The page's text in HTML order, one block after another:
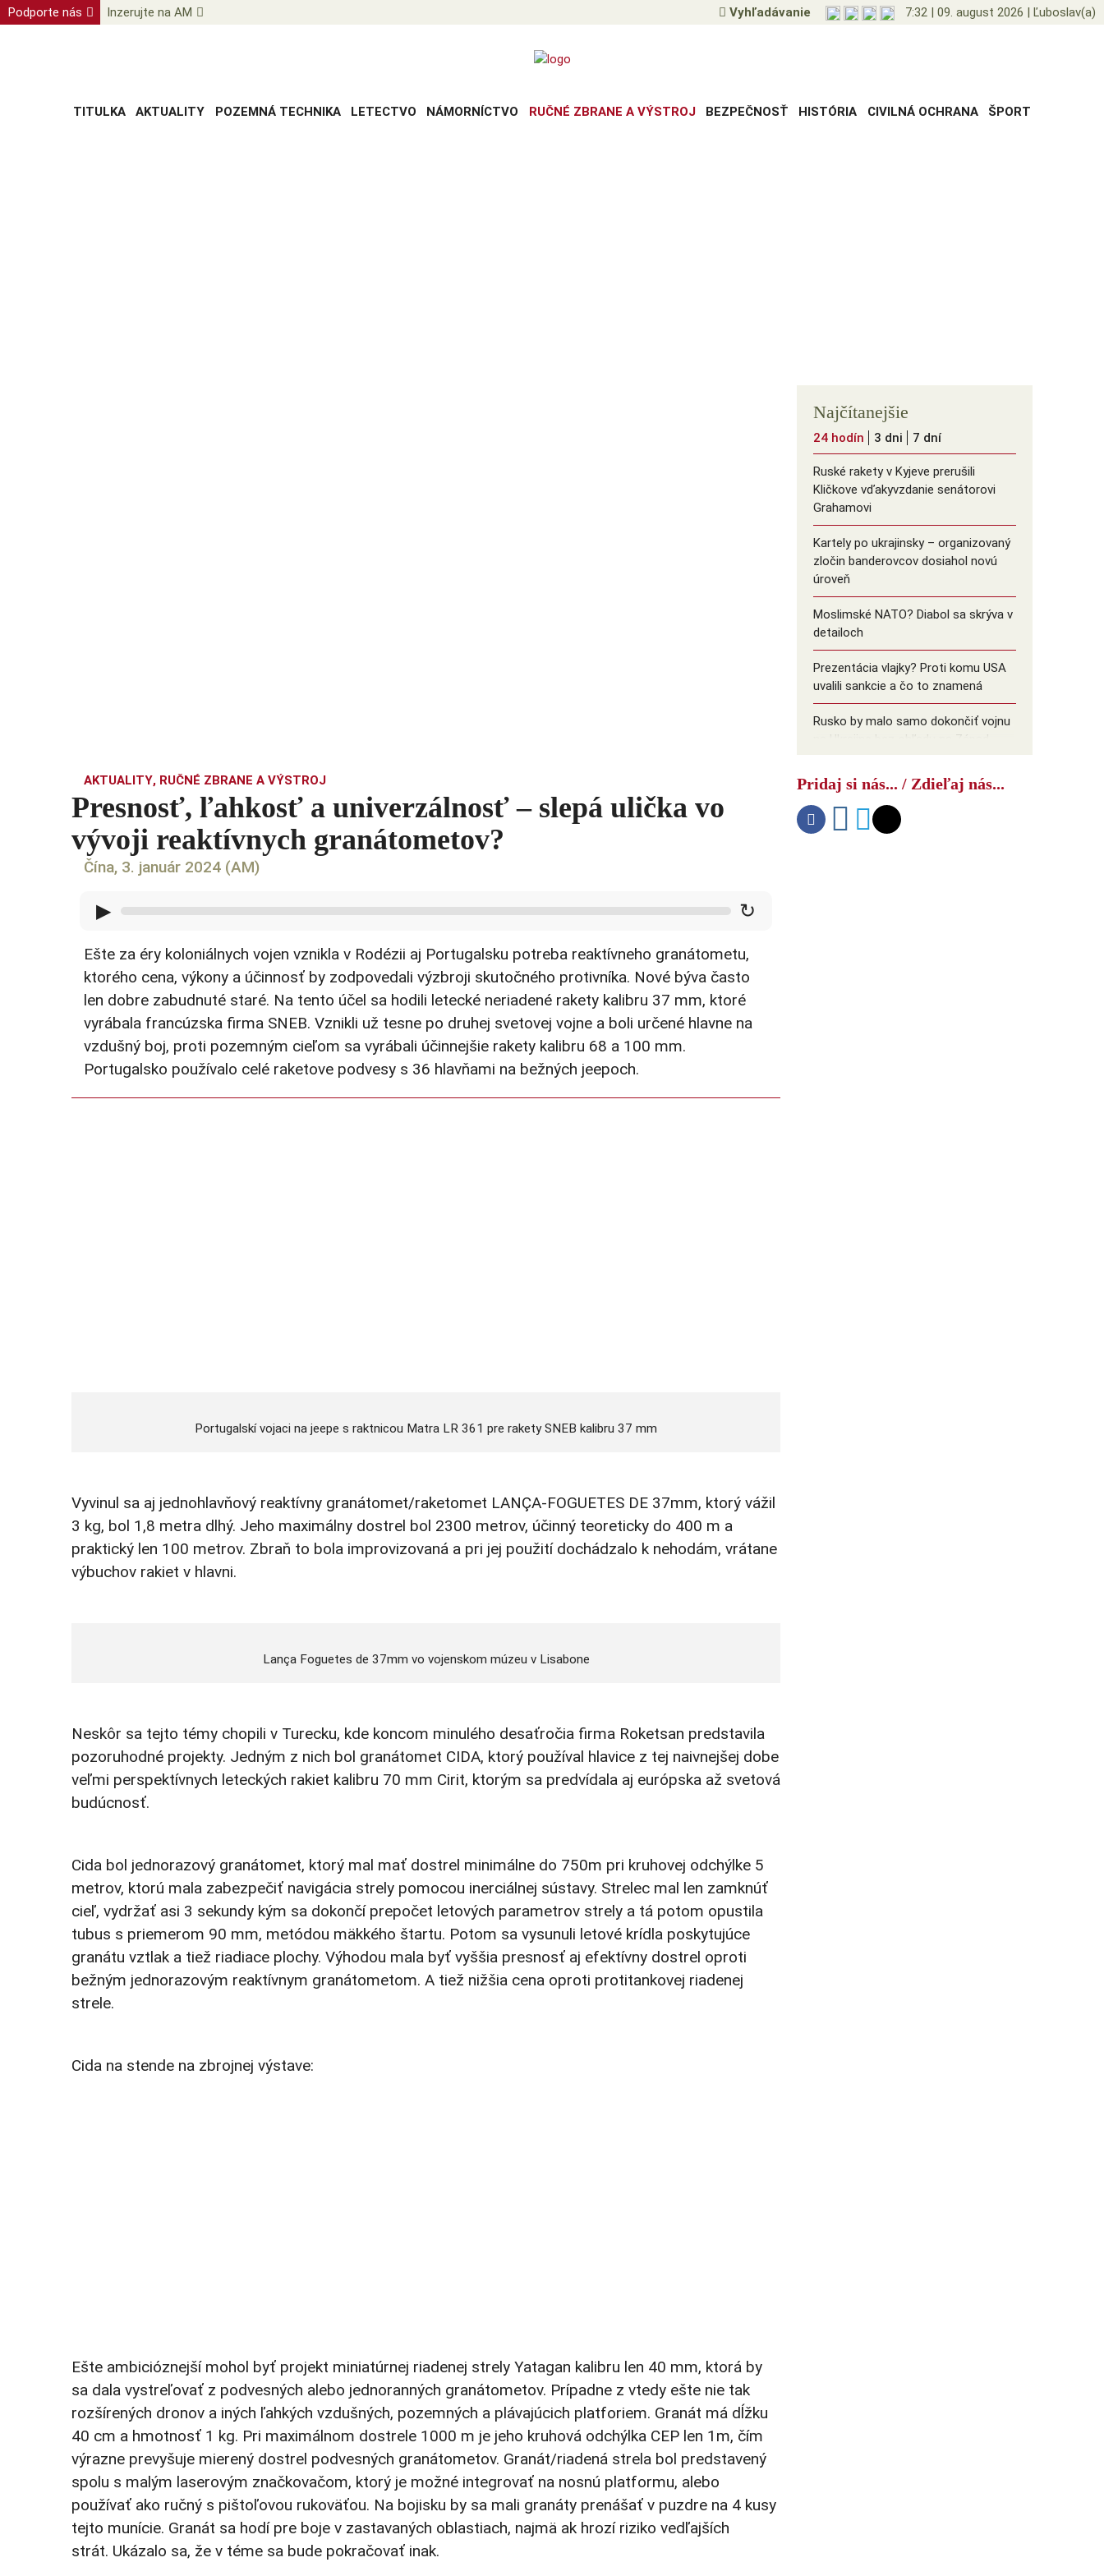
Podporte nás Inzerujte na AM Vyhľadávanie 7:32 | 09. august 2026 | Ľuboslav(a)
TITULKA AKTUALITY POZEMNÁ TECHNIKA LETECTVO NÁMORNÍCTVO RUČNÉ ZBRANE A VÝSTROJ BEZPEČNOSŤ HISTÓRIA CIVILNÁ OCHRANA ŠPORT
Najčítanejšie
24 hodín 3 dni 7 dní
Ruské rakety v Kyjeve prerušili
Kličkove vďakyvzdanie senátorovi
Grahamovi
Kartely po ukrajinsky – organizovaný
zločin banderovcov dosiahol novú
úroveň
Moslimské NATO? Diabol sa skrýva v
detailoch
Prezentácia vlajky? Proti komu USA
uvalili sankcie a čo to znamená
Rusko by malo samo dokončiť vojnu
na Ukrajine bez ohľadu na Západ
AKTUALITY, RUČNÉ ZBRANE A VÝSTROJ
Presnosť, ľahkosť a univerzálnosť – slepá ulička vo
vývoji reaktívnych granátometov?
Čína, 3. január 2024 (AM)
▶ ↻
Ešte za éry koloniálnych vojen vznikla v Rodézii aj Portugalsku potreba reaktívneho granátometu,
ktorého cena, výkony a účinnosť by zodpovedali výzbroji skutočného protivníka. Nové býva často
len dobre zabudnuté staré. Na tento účel sa hodili letecké neriadené rakety kalibru 37 mm, ktoré
vyrábala francúzska firma SNEB. Vznikli už tesne po druhej svetovej vojne a boli určené hlavne na
vzdušný boj, proti pozemným cieľom sa vyrábali účinnejšie rakety kalibru 68 a 100 mm.
Portugalsko používalo celé raketove podvesy s 36 hlavňami na bežných jeepoch.
Portugalskí vojaci na jeepe s raktnicou Matra LR 361 pre rakety SNEB kalibru 37 mm
Vyvinul sa aj jednohlavňový reaktívny granátomet/raketomet LANÇA-FOGUETES DE 37mm, ktorý vážil
3 kg, bol 1,8 metra dlhý. Jeho maximálny dostrel bol 2300 metrov, účinný teoreticky do 400 m a
praktický len 100 metrov. Zbraň to bola improvizovaná a pri jej použití dochádzalo k nehodám, vrátane
výbuchov rakiet v hlavni.
Lança Foguetes de 37mm vo vojenskom múzeu v Lisabone
Neskôr sa tejto témy chopili v Turecku, kde koncom minulého desaťročia firma Roketsan predstavila
pozoruhodné projekty. Jedným z nich bol granátomet CIDA, ktorý používal hlavice z tej naivnejšej dobe
veľmi perspektívnych leteckých rakiet kalibru 70 mm Cirit, ktorým sa predvídala aj európska až svetová
budúcnosť.
Cida bol jednorazový granátomet, ktorý mal mať dostrel minimálne do 750m pri kruhovej odchýlke 5
metrov, ktorú mala zabezpečiť navigácia strely pomocou inerciálnej sústavy. Strelec mal len zamknúť
cieľ, vydržať asi 3 sekundy kým sa dokončí prepočet letových parametrov strely a tá potom opustila
tubus s priemerom 90 mm, metódou mäkkého štartu. Potom sa vysunuli letové krídla poskytujúce
granátu vztlak a tiež riadiace plochy. Výhodou mala byť vyššia presnosť aj efektívny dostrel oproti
bežným jednorazovým reaktívnym granátometom. A tiež nižšia cena oproti protitankovej riadenej
strele.
Cida na stende na zbrojnej výstave:
Ešte ambicióznejší mohol byť projekt miniatúrnej riadenej strely Yatagan kalibru len 40 mm, ktorá by
sa dala vystreľovať z podvesných alebo jednoranných granátometov. Prípadne z vtedy ešte nie tak
rozšírených dronov a iných ľahkých vzdušných, pozemných a plávajúcich platforiem. Granát má dĺžku
40 cm a hmotnosť 1 kg. Pri maximálnom dostrele 1000 m je jeho kruhová odchýlka CEP len 1m, čím
výrazne prevyšuje mierený dostrel podvesných granátometov. Granát/riadená strela bol predstavený
spolu s malým laserovým značkovačom, ktorý je možné integrovať na nosnú platformu, alebo
používať ako ručný s pištoľovou rukoväťou. Na bojisku by sa mali granáty prenášať v puzdre na 4 kusy
tejto munície. Granát sa hodí pre boje v zastavaných oblastiach, najmä ak hrozí riziko vedľajších
strát. Ukázalo sa, že v téme sa bude pokračovať inak.
Pridaj si nás... / Zdieľaj nás...